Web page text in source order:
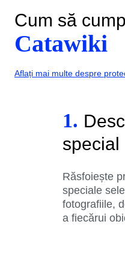
Cum să
Catawiki
Aflați mai multe despre
1.
special
Răsfoiește
speciale
fotografiile,
a fiecărui